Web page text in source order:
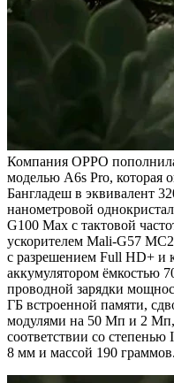
Компания OPPO
моделью A6s Pro, которая
Бангладеш в эквивалент
нанометровой
G100 Max с тактовой
ускорителем Mali-G57
с разрешением Full HD+ и
аккумулятором ёмкостью
проводной зарядки
ГБ встроенной памяти,
модулями на 50 Мп и 2
соответствии со
8 мм и массой 190 граммов.